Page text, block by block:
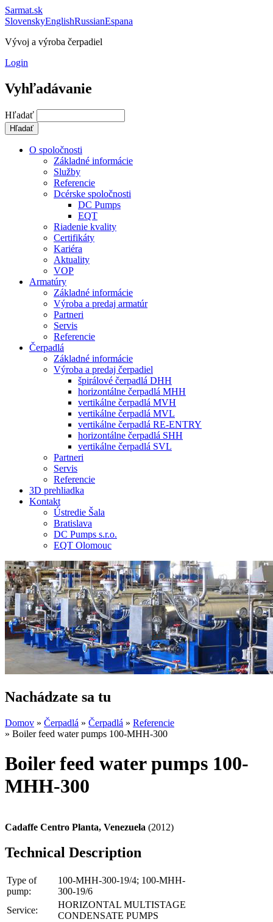
Sarmat.sk
SlovenskyEnglishRussianEspana
Vývoj a výroba čerpadiel
Login
Vyhľadávanie
Hľadať
O spoločnosti
Základné informácie
Služby
Referencie
Dcérske spoločnosti
DC Pumps
EQT
Riadenie kvality
Certifikáty
Kariéra
Aktuality
VOP
Armatúry
Základné informácie
Výroba a predaj armatúr
Partneri
Servis
Referencie
Čerpadlá
Základné informácie
Výroba a predaj čerpadiel
špirálové čerpadlá DHH
horizontálne čerpadlá MHH
vertikálne čerpadlá MVH
vertikálne čerpadlá MVL
vertikálne čerpadlá RE-ENTRY
horizontálne čerpadlá SHH
vertikálne čerpadlá SVL
Partneri
Servis
Referencie
3D prehliadka
Kontakt
Ústredie Šala
Bratislava
DC Pumps s.r.o.
EQT Olomouc
Nachádzate sa tu
Domov » Čerpadlá » Čerpadlá » Referencie
» Boiler feed water pumps 100-MHH-300
Boiler feed water pumps 100-
MHH-300
Cadaffe Centro Planta, Venezuela (2012)
Technical Description
Type of
pump:
100-MHH-300-19/4; 100-MHH-
300-19/6
Service:
HORIZONTAL MULTISTAGE
CONDENSATE PUMPS